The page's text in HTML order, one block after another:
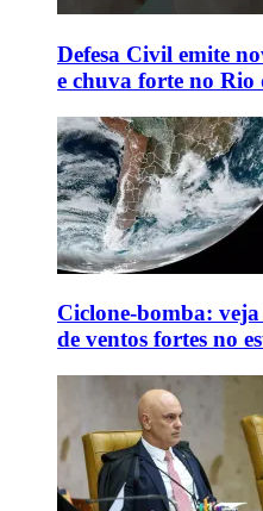
Defesa Civil emite
e chuva forte no Rio
Ciclone-bomba:
de ventos fortes no